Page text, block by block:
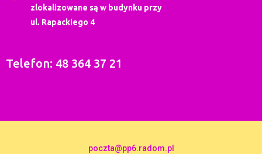
zlokalizowane są w budynku przy
ul. Rapackiego 4
Telefon: 48 364 37 21
poczta@pp6.radom.pl